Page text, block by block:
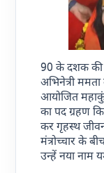
90 के दशक की
अभिनेत्री
आयोजित
का पद ग्रहण
कर गृहस्थ
मंत्रोच्चार के
उन्हें नया नाम